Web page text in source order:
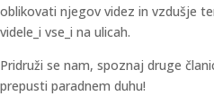
oblikovati njegov videz in vzdušje
videle_i vse_i na ulicah.
Pridruži se nam, spoznaj druge
prepusti paradnem duhu!